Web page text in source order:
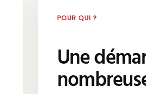
POUR QUI ?
Une